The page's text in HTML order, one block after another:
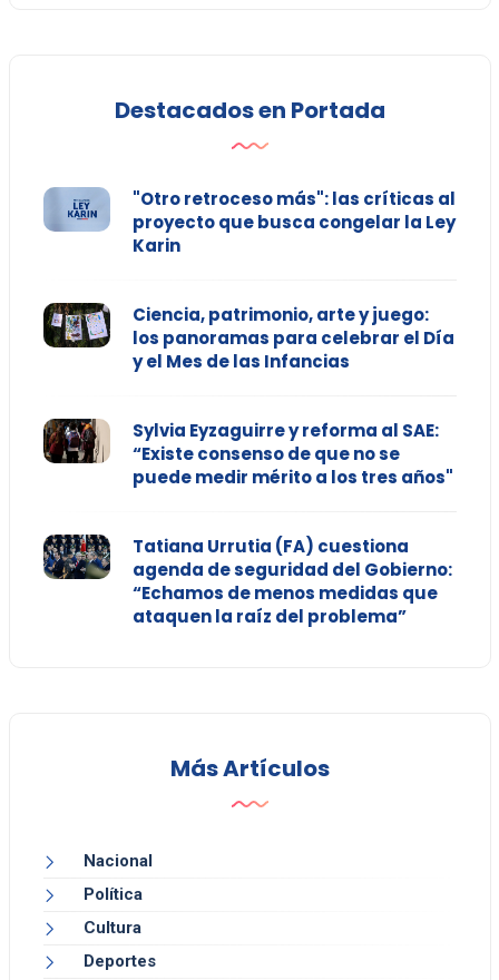
Destacados en Portada
"Otro retroceso más": las críticas al
proyecto que busca congelar la Ley
Karin
Ciencia, patrimonio, arte y juego:
los panoramas para celebrar el Día
y el Mes de las Infancias
Sylvia Eyzaguirre y reforma al SAE:
“Existe consenso de que no se
puede medir mérito a los tres años"
Tatiana Urrutia (FA) cuestiona
agenda de seguridad del Gobierno:
“Echamos de menos medidas que
ataquen la raíz del problema”
Más Artículos
Nacional
Política
Cultura
Deportes